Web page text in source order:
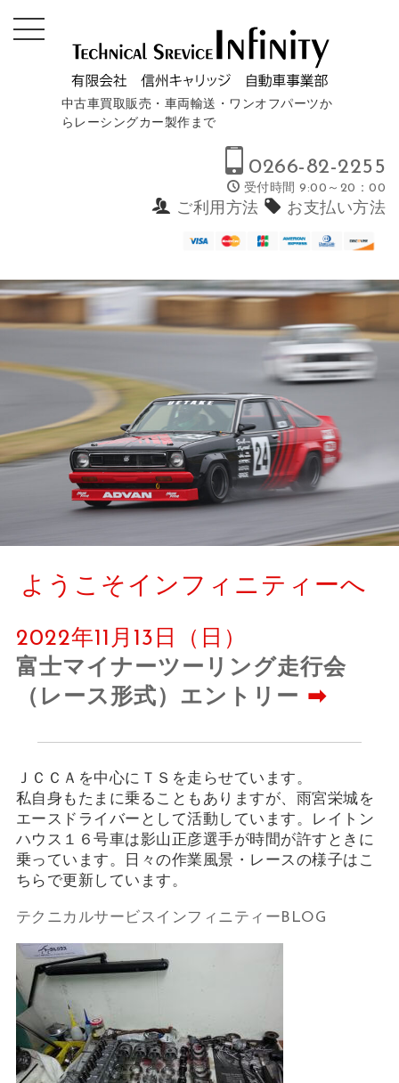
中古車買取販売・車両輸送・ワンオフパーツか
らレーシングカー製作まで
0266-82-2255
受付時間 9:00～20：00
ご利用方法 お支払い方法
ようこそインフィニティーへ
2022年11月13日（日）
富士マイナーツーリング走行会
（レース形式）エントリー ➡
ＪＣＣＡを中心にＴＳを走らせています。
私自身もたまに乗ることもありますが、雨宮栄城を
エースドライバーとして活動しています。レイトン
ハウス１６号車は影山正彦選手が時間が許すときに
乗っています。日々の作業風景・レースの様子はこ
ちらで更新しています。
テクニカルサービスインフィニティーBLOG